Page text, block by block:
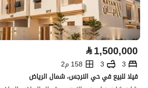
⃁1,500,000
3
3
158 م2
فيلا للبيع في حي النرجس، شمال الرياض